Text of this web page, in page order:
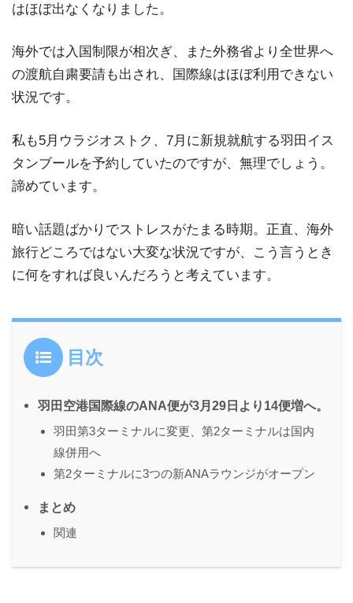
はほぼ出なくなりました。
海外では入国制限が相次ぎ、また外務省より全世界へ
の渡航自粛要請も出され、国際線はほぼ利用できない
状況です。
私も5月ウラジオストク、7月に新規就航する羽田イス
タンブールを予約していたのですが、無理でしょう。
諦めています。
暗い話題ばかりでストレスがたまる時期。正直、海外
旅行どころではない大変な状況ですが、こう言うとき
に何をすれば良いんだろうと考えています。
目次
羽田空港国際線のANA便が3月29日より14便増へ。
羽田第3ターミナルに変更、第2ターミナルは国内
線併用へ
第2ターミナルに3つの新ANAラウンジがオープン
まとめ
関連